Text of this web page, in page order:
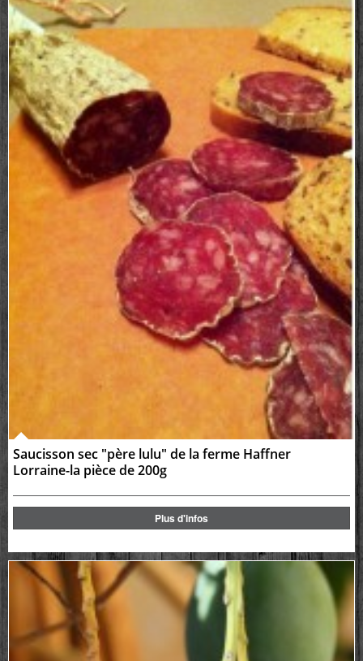
Saucisson sec "père lulu" de la ferme Haffner
Lorraine-la pièce de 200g
Plus d'infos